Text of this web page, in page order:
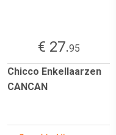
€ 27.95
Chicco Enkellaarzen
CANCAN